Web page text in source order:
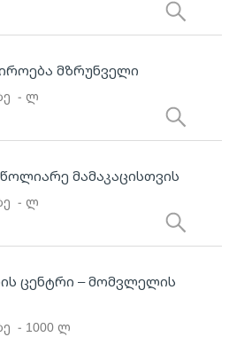
მზრუნველი
- ლ
მამაკაცისთვის
- ლ
ცენტრი – მომვლელის
- 1000 ლ